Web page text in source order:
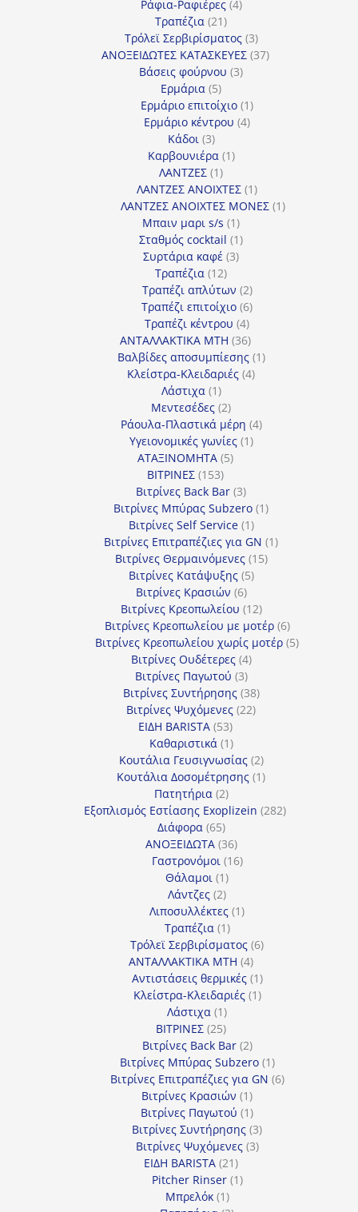
προϊόν
Ράφια-Ραφιέρες 44
Τραπέζια 2121
προϊόντα
Τρόλεϊ Σερβιρίσματος 33
προϊόντα
ΑΝΟΞΕΙΔΩΤΕΣ ΚΑΤΑΣΚΕΥΕΣ 3737
Βάσεις φούρνου 33
Ερμάρια 55
προϊόντα
Ερμάριο επιτοίχιο 11
προϊόν
Ερμάριο κέντρου 44
Κάδοι 33
προϊόντα
Καρβουνιέρα 11
ΛΑΝΤΖΕΣ 11
προϊόν
ΛΑΝΤΖΕΣ ΑΝΟΙΧΤΕΣ 11
προϊόν
ΛΑΝΤΖΕΣ ΑΝΟΙΧΤΕΣ ΜΟΝΕΣ 11
Μπαιν μαρι s/s 11
προϊόν
Σταθμός cocktail 11
Συρτάρια καφέ 33
Τραπέζια 1212
προϊόντα
Τραπέζι απλύτων 22
προϊόντα
Τραπέζι επιτοίχιο 66
προϊόντα
Τραπέζι κέντρου 44
προϊόντα
ΑΝΤΑΛΛΑΚΤΙΚΑ MTH 3636
προϊόντα
Βαλβίδες αποσυμπίεσης 11
Κλείστρα-Κλειδαριές 44
Λάστιχα 11
προϊόν
Μεντεσέδες 22
προϊόντα
Ράουλα-Πλαστικά μέρη 44
Υγειονομικές γωνίες 11
ΑΤΑΞΙΝΟΜΗΤΑ 55
ΒΙΤΡΙΝΕΣ 153153
προϊόντα
Βιτρίνες Back Bar 33
προϊόντα
Βιτρίνες Mπύρας Subzero 11
Βιτρίνες Self Service 11
προϊόν
Βιτρίνες Επιτραπέζιες για GN 11
Βιτρίνες Θερμαινόμενες 1515
Βιτρίνες Κατάψυξης 55
Βιτρίνες Κρασιών 66
προϊόντα
Βιτρίνες Κρεοπωλείου 1212
προϊόντα
Βιτρίνες Κρεοπωλείου με μοτέρ 66
προϊόντα
Βιτρίνες Κρεοπωλείου χωρίς μοτέρ 55
Βιτρίνες Ουδέτερες 44
προϊόντα
Βιτρίνες Παγωτού 33
προϊόντα
Βιτρίνες Συντήρησης 3838
προϊόντα
Βιτρίνες Ψυχόμενες 2222
ΕΙΔΗ BARISTA 5353
προϊόντα
Καθαριστικά 11
προϊόν
Κουτάλια Γευσιγνωσίας 22
προϊόντα
Κουτάλια Δοσομέτρησης 11
Πατητήρια 22
προϊόντα
Εξοπλισμός Εστίασης Exoplizein 282282
Διάφορα 6565
προϊόντα
ΑΝΟΞΕΙΔΩΤΑ 3636
προϊόντα
Γαστρονόμοι 1616
Θάλαμοι 11
προϊόν
Λάντζες 22
προϊόντα
Λιποσυλλέκτες 11
Τραπέζια 11
προϊόν
Τρόλεϊ Σερβιρίσματος 66
ΑΝΤΑΛΛΑΚΤΙΚΑ MTH 44
προϊόντα
Αντιστάσεις θερμικές 11
προϊόν
Κλείστρα-Κλειδαριές 11
Λάστιχα 11
προϊόν
ΒΙΤΡΙΝΕΣ 2525
προϊόντα
Βιτρίνες Back Bar 22
προϊόντα
Βιτρίνες Mπύρας Subzero 11
προϊόν
Βιτρίνες Επιτραπέζιες για GN 66
Βιτρίνες Κρασιών 11
προϊόν
Βιτρίνες Παγωτού 11
προϊόν
Βιτρίνες Συντήρησης 33
προϊόντα
Βιτρίνες Ψυχόμενες 33
ΕΙΔΗ BARISTA 2121
προϊόντα
Pitcher Rinser 11
Μπρελόκ 11